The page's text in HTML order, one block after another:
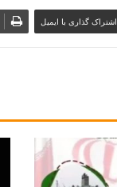
اشتراک گذاری با ایمیل